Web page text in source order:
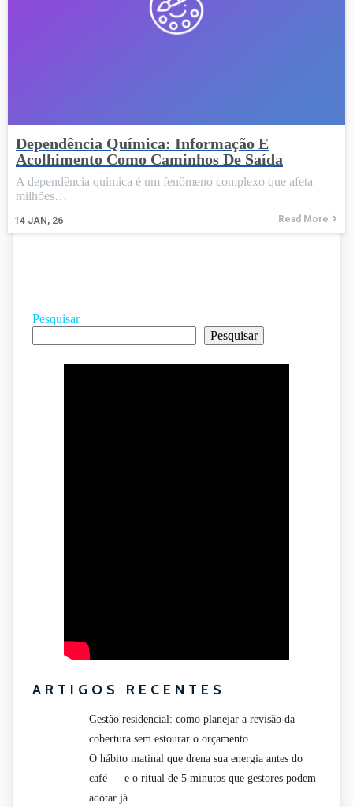
Dependência Química: Informação E
Acolhimento Como Caminhos De Saída
14 JAN, 26
A dependência química é um fenômeno complexo que afeta
milhões…
Read More
Pesquisar
Pesquisar
ARTIGOS RECENTES
Gestão residencial: como planejar a revisão da
cobertura sem estourar o orçamento
O hábito matinal que drena sua energia antes do
café — e o ritual de 5 minutos que gestores podem
adotar já